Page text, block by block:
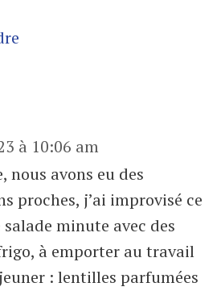
à 10:06 am
nous avons eu des
proches, j’ai improvisé ce
minute avec des
à emporter au travail
: lentilles parfumées